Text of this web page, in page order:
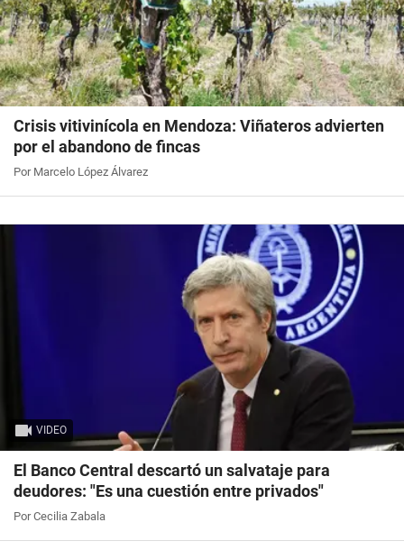
Crisis vitivinícola en Mendoza: Viñateros advierten
por el abandono de fincas
Por Marcelo López Álvarez
VIDEO
El Banco Central descartó un salvataje para
deudores: "Es una cuestión entre privados"
Por Cecilia Zabala